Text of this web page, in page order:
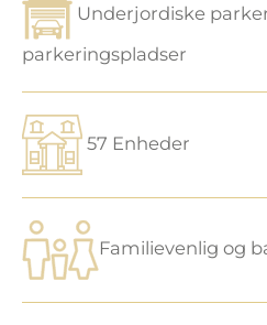
Underjordiske
parkeringspladser
57 Enheder
Familievenlig og